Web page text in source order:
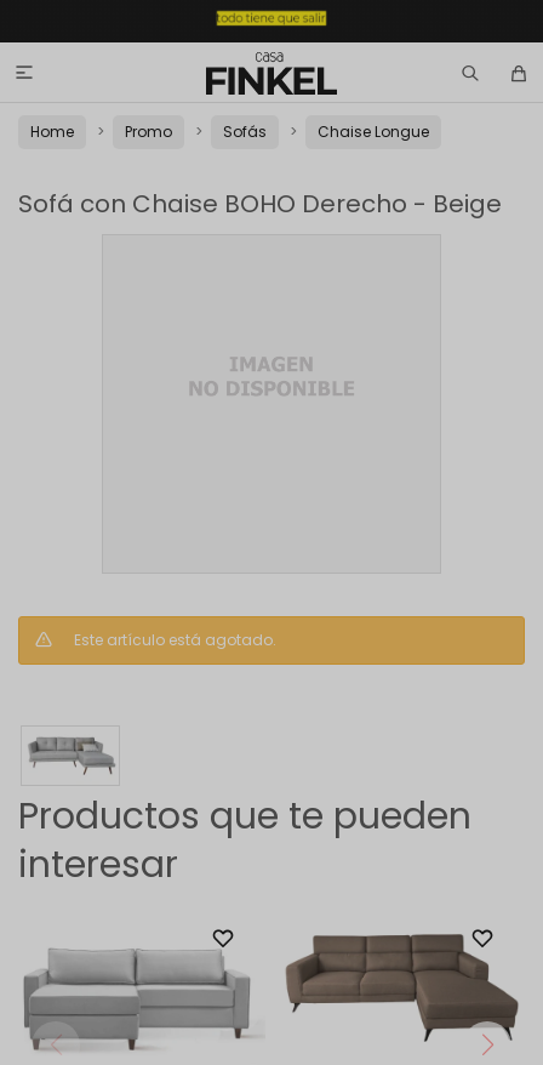

Home Promo Sofás Chaise Longue
Sofá con Chaise BOHO Derecho - Beige
Este artículo está agotado.
Productos que te pueden
interesar